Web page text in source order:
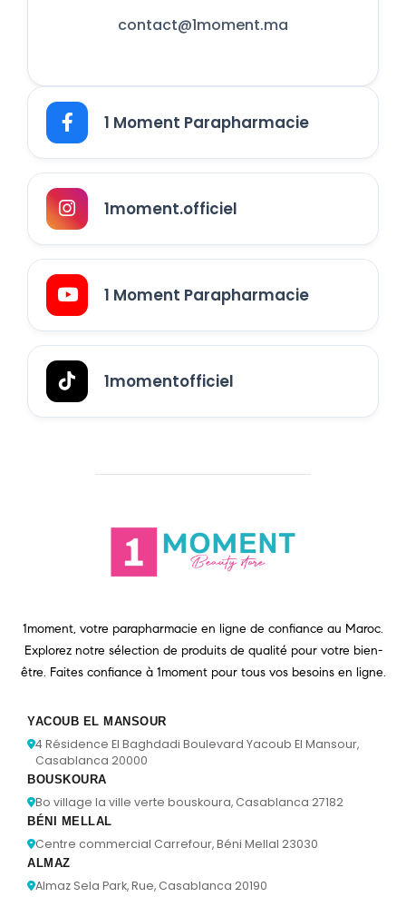
contact@1moment.ma
1 Moment Parapharmacie
1moment.officiel
1 Moment Parapharmacie
1momentofficiel
1moment, votre parapharmacie en ligne de confiance au Maroc.
Explorez notre sélection de produits de qualité pour votre bien-
être. Faites confiance à 1moment pour tous vos besoins en ligne.
YACOUB EL MANSOUR
4 Résidence El Baghdadi Boulevard Yacoub El Mansour,
Casablanca 20000
BOUSKOURA
Bo village la ville verte bouskoura, Casablanca 27182
BÉNI MELLAL
Centre commercial Carrefour, Béni Mellal 23030
ALMAZ
Almaz Sela Park, Rue, Casablanca 20190